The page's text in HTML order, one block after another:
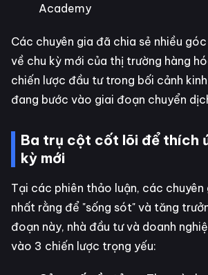
Academy
Các chuyên gia đã chia sẻ nhiều
về chu kỳ mới của thị trường hàng
chiến lược đầu tư trong bối cảnh
đang bước vào giai đoạn chuyển
Ba trụ cột cốt lõi để thích
kỳ mới
Tại các phiên thảo luận, các chuyên
nhất rằng để "sống sót" và tăng
đoạn này, nhà đầu tư và doanh
vào 3 chiến lược trọng yếu: